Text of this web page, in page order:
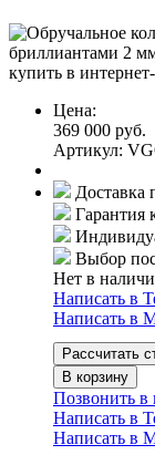
Цена:
369 000 руб.
Артикул:
Доставка
Гарантия
Выбор
Нет в
Написать в
Написать в
Рассчитать
В корзину
Позвонить
Написать в
Написать в